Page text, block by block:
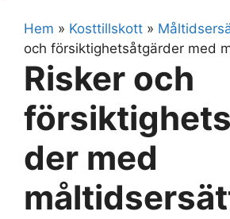
Hem » Kosttillskott »
och försiktighetsåtgärder med
Risker och
der med